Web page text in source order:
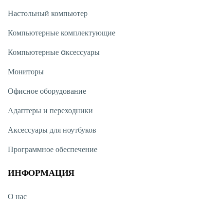
Настольный компьютер
Компьютерные комплектующие
Компьютерные aксессуары
Мониторы
Офисное оборудование
Адаптеры и переходники
Аксессуары для ноутбуков
Программное обеспечение
ИНФОРМАЦИЯ
О нас